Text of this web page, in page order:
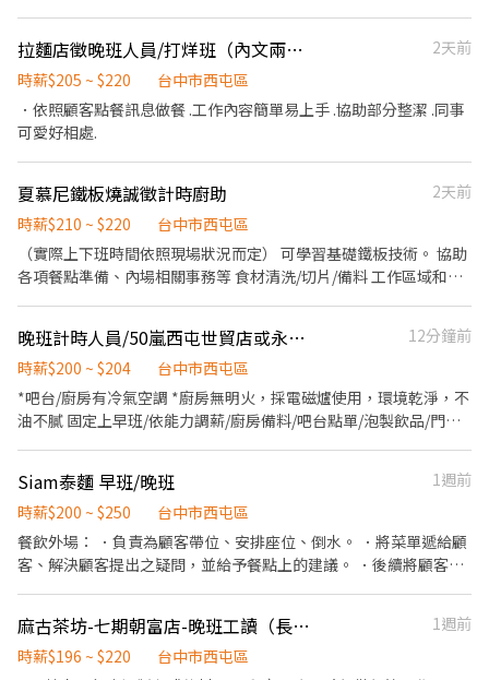
飲內場： ．擔任廚師的助手，處理烹飪前與烹飪中之準備工作與其
他餐廳相關事務。 ．負責洗、剝、削、切各種食材。 ．負責清理工
作環境、設備和餐具。 ．準備不同餐點所需要的食材。 ．協助測量
食材的容量與重量。 ．負責擺盤、打包外帶服務。
拉麵店徵晚班人員/打烊班（內文兩時段可選）
2天前
時薪$205 ~ $220
台中市西屯區
．依照顧客點餐訊息做餐 .工作內容簡單易上手 .協助部分整潔 .同事
可愛好相處.
夏慕尼鐵板燒誠徵計時廚助
2天前
時薪$210 ~ $220
台中市西屯區
（實際上下班時間依照現場狀況而定） 可學習基礎鐵板技術。 協助
各項餐點準備、內場相關事務等 食材清洗/切片/備料 工作區域和設
晚班計時人員/50嵐西屯世貿店或永安店（需長期）
12分鐘前
時薪$200 ~ $204
台中市西屯區
*吧台/廚房有冷氣空調 *廚房無明火，採電磁爐使用，環境乾淨，不
油不膩 固定上早班/依能力調薪/廚房備料/吧台點單/泡製飲品/門市
Siam泰麵 早班/晚班
1週前
時薪$200 ~ $250
台中市西屯區
餐飲外場： ．負責為顧客帶位、安排座位、倒水。 ．將菜單遞給顧
客、解決顧客提出之疑問，並給予餐點上的建議。 ．後續將顧客點
負責結帳、收銀等工作。 餐飲內場： ．擔任廚師的助手，處理烹飪
前與烹飪中之準備工作與其他餐廳相關事務。 ．負責洗、剝、削、
麻古茶坊-七期朝富店-晚班工讀（長期學成可轉正）
1週前
時薪$196 ~ $220
台中市西屯區